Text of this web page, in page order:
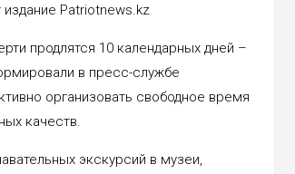
издание Patriotnews.kz
продлятся 10 календарных дней –
в пресс-службе
организовать свободное время
качеств.
экскурсий в музеи,